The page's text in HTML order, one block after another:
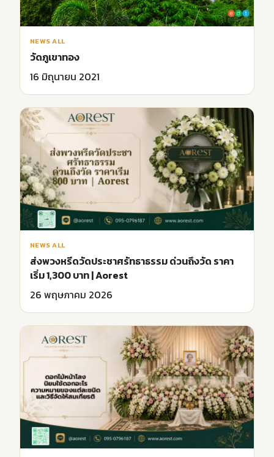
NEWS ALL
วัดภูเขาทอง
16 มิถุนายน 2021
NEWS ALL
ส่งพวงหรีดวัดประชาศรัทธาธรรม ด่วนถึงวัด ราคา
เริ่ม 1,300 บาท | Aorest
26 พฤษภาคม 2026